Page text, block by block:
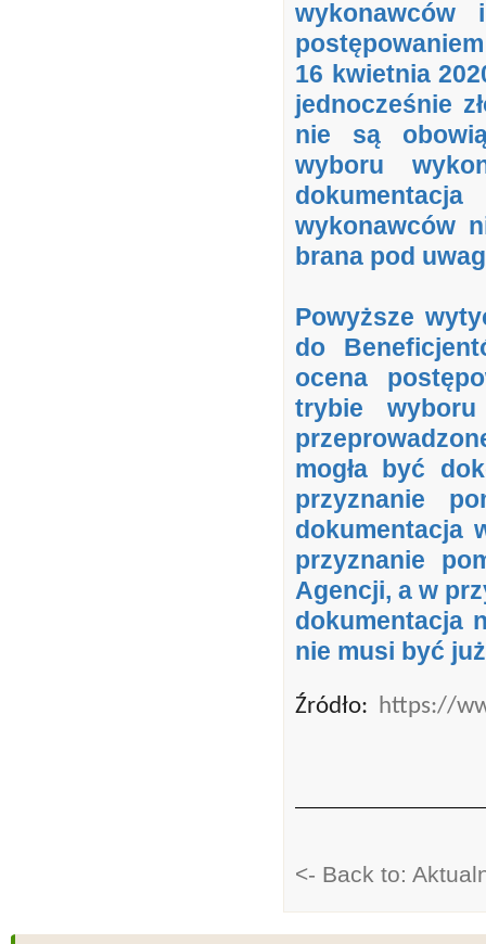
16 kwietnia
jednocześnie
nie są
wyboru
wykonawców
brana pod
Powyższe
do
ocena
trybie
mogła być
przyznanie
dokumentacja
przyznanie
Agencji, a w
dokumentacja
nie musi być
Źródło: https://
<- Back to: